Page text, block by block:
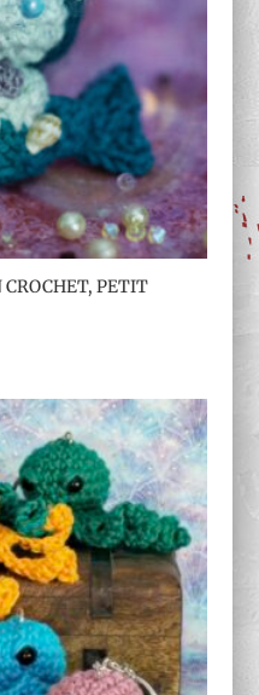
CROCHET, PETIT